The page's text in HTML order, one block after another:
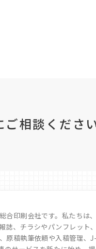
ご相談ください
合印刷会社です。私たち
誌、チラシやパンフレッ
原稿執筆依頼や入稿管理